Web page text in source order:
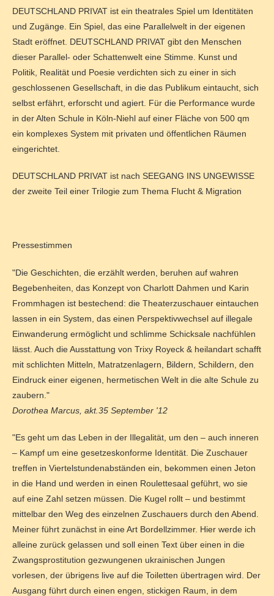
DEUTSCHLAND PRIVAT ist ein theatrales Spiel um Identitäten
und Zugänge. Ein Spiel, das eine Parallelwelt in der eigenen
Stadt eröffnet. DEUTSCHLAND PRIVAT gibt den Menschen
dieser Parallel- oder Schattenwelt eine Stimme. Kunst und
Politik, Realität und Poesie verdichten sich zu einer in sich
geschlossenen Gesellschaft, in die das Publikum eintaucht, sich
selbst erfährt, erforscht und agiert. Für die Performance wurde
in der Alten Schule in Köln-Niehl auf einer Fläche von 500 qm
ein komplexes System mit privaten und öffentlichen Räumen
eingerichtet.
DEUTSCHLAND PRIVAT ist nach SEEGANG INS UNGEWISSE
der zweite Teil einer Trilogie zum Thema Flucht & Migration
Pressestimmen
"Die Geschichten, die erzählt werden, beruhen auf wahren
Begebenheiten, das Konzept von Charlott Dahmen und Karin
Frommhagen ist bestechend: die Theaterzuschauer eintauchen
lassen in ein System, das einen Perspektivwechsel auf illegale
Einwanderung ermöglicht und schlimme Schicksale nachfühlen
lässt. Auch die Ausstattung von Trixy Royeck & heilandart schafft
mit schlichten Mitteln, Matratzenlagern, Bildern, Schildern, den
Eindruck einer eigenen, hermetischen Welt in die alte Schule zu
zaubern."
Dorothea Marcus, akt.35 September '12
"Es geht um das Leben in der Illegalität, um den – auch inneren
– Kampf um eine gesetzeskonforme Identität. Die Zuschauer
treffen in Viertelstundenabständen ein, bekommen einen Jeton
in die Hand und werden in einen Roulettesaal geführt, wo sie
auf eine Zahl setzen müssen. Die Kugel rollt – und bestimmt
mittelbar den Weg des einzelnen Zuschauers durch den Abend.
Meiner führt zunächst in eine Art Bordellzimmer. Hier werde ich
alleine zurück gelassen und soll einen Text über einen in die
Zwangsprostitution gezwungenen ukrainischen Jungen
vorlesen, der übrigens live auf die Toiletten übertragen wird. Der
Ausgang führt durch einen engen, stickigen Raum, in dem